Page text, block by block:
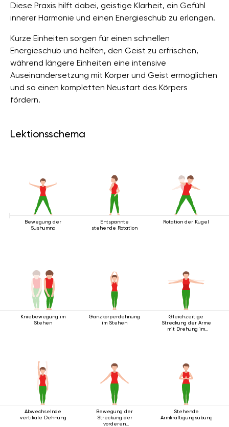
Diese Praxis hilft dabei, geistige Klarheit, ein Gefühl
innerer Harmonie und einen Energieschub zu erlangen.
Kurze Einheiten sorgen für einen schnellen
Energieschub und helfen, den Geist zu erfrischen,
während längere Einheiten eine intensive
Auseinandersetzung mit Körper und Geist ermöglichen
und so einen kompletten Neustart des Körpers
fördern.
Lektionsschema
Bewegung der
Sushumna
Entspannte
stehende Rotation
Rotation der Kugel
Kniebewegung im
Stehen
Ganzkörperdehnung
im Stehen
Gleichzeitige
Streckung der Arme
mit Drehung im
Abwechselnde
vertikale Dehnung
Bewegung der
Streckung der
vorderen
Stehende
Armkräftigungsübung